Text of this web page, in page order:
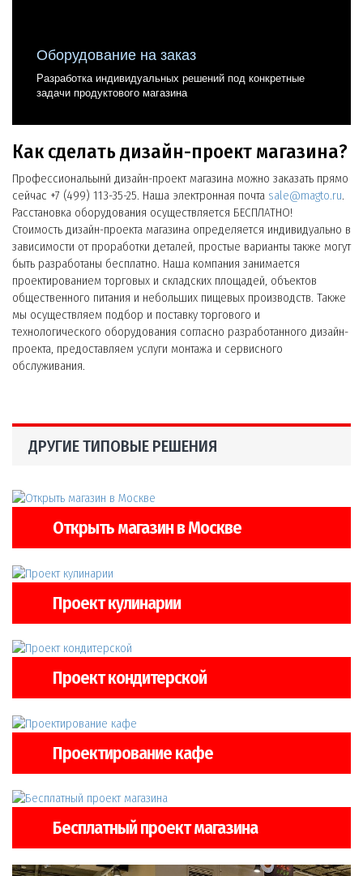
Оборудование на заказ
Разработка индивидуальных решений под конкретные
задачи продуктового магазина
Отделка оборудования
Отделка оборудования под стиль дизайна торгового
объекта
Как сделать дизайн-проект магазина?
Профессиональынй дизайн-проект магазина можно заказать прямо
сейчас +7 (499) 113-35-25. Наша электронная почта sale@magto.ru
Расстановка оборудования осуществляется БЕСПЛАТНО!
Стоимость дизайн-проекта магазина определяется индивидуально в
зависимости от проработки деталей, простые варианты также могут
быть разработаны бесплатно. Наша компания занимается
проектированием торговых и складских площадей, объектов
общественного питания и небольших пищевых производств. Также
мы осуществляем подбор и поставку торгового и
технологического оборудования согласно разработанного дизайн-
проекта, предоставляем услуги монтажа и сервисного
обслуживания.
ДРУГИЕ ТИПОВЫЕ РЕШЕНИЯ
Открыть магазин в Москве
Проект кулинарии
Проект кондитерской
Проектирование кафе
Бесплатный проект магазина